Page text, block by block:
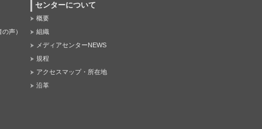
声）
センターについて
概要
組織
メディアセンターNEWS
規程
アクセスマップ・所在地
沿革